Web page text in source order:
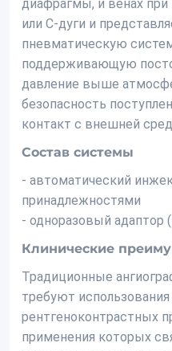
диафрагмы, и венах при
или С-дуги и
пневматическую
поддерживающую
давление выше
безопасность
контакт с внешней
Состав системы
- автоматический
принадлежностями
- одноразовый адаптор
Клинические
Традиционные
требуют
рентгеноконтрастных
применения которых